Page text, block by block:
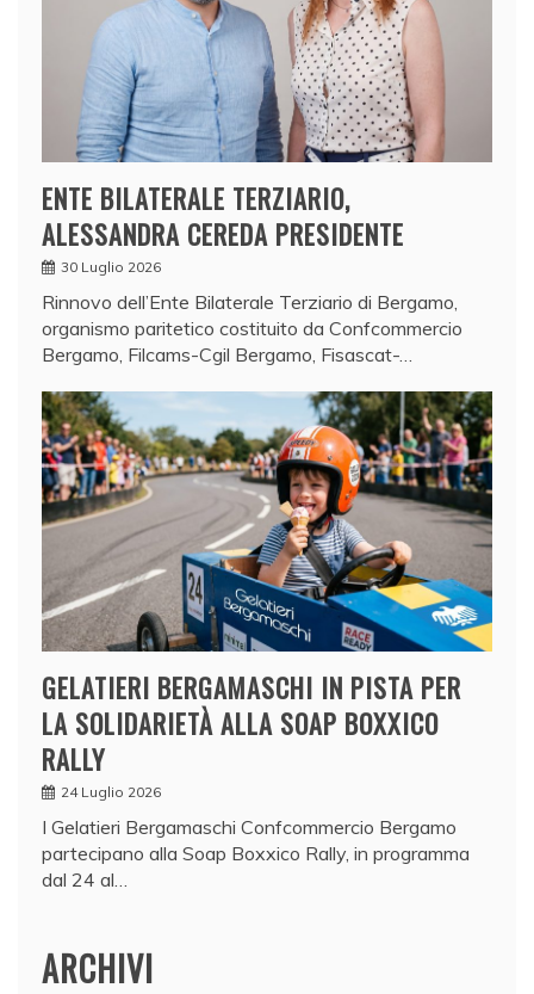
ENTE BILATERALE TERZIARIO,
ALESSANDRA CEREDA PRESIDENTE
30 Luglio 2026
Rinnovo dell’Ente Bilaterale Terziario di Bergamo,
organismo paritetico costituito da Confcommercio
Bergamo, Filcams-Cgil Bergamo, Fisascat-…
GELATIERI BERGAMASCHI IN PISTA PER
LA SOLIDARIETÀ ALLA SOAP BOXXICO
RALLY
24 Luglio 2026
I Gelatieri Bergamaschi Confcommercio Bergamo
partecipano alla Soap Boxxico Rally, in programma
dal 24 al…
ARCHIVI